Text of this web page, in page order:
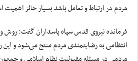
مردم در ارتباط و تعامل باشد بسیار حائز
فرمانده نیروی قدس سپاه پاسداران گفت: روش و
انتظامی به رضایتمندی مردم منتج می‌شود و